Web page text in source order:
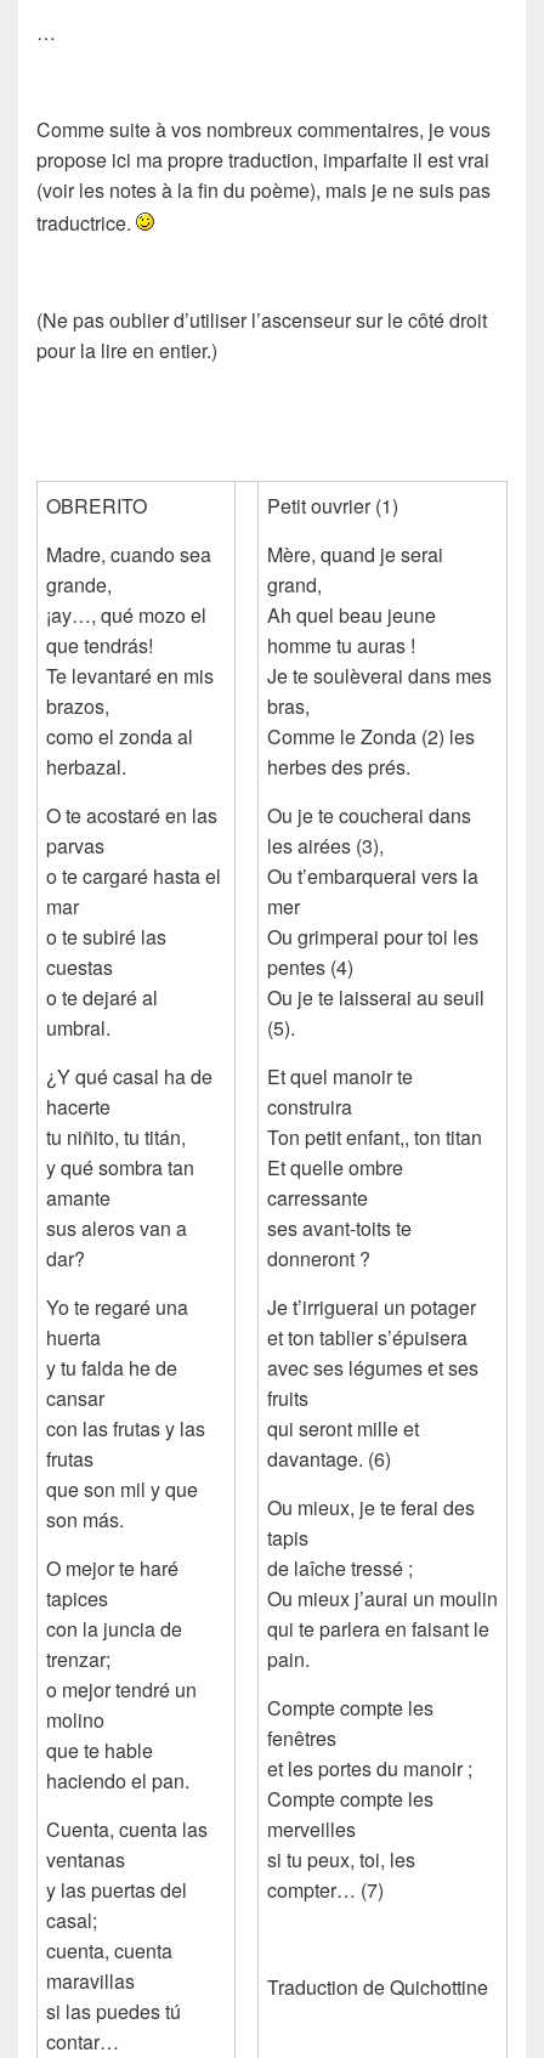
…
Comme suite à vos nombreux commentaires, je vous
propose ici ma propre traduction, imparfaite il est vrai
(voir les notes à la fin du poème), mais je ne suis pas
traductrice.
(Ne pas oublier d’utiliser l’ascenseur sur le côté droit
pour la lire en entier.)
OBRERITO
Madre, cuando sea
grande,
¡ay…, qué mozo el
que tendrás!
Te levantaré en mis
brazos,
como el zonda al
herbazal.
O te acostaré en las
parvas
o te cargaré hasta el
mar
o te subiré las
cuestas
o te dejaré al
umbral.
¿Y qué casal ha de
hacerte
tu niñito, tu titán,
y qué sombra tan
amante
sus aleros van a
dar?
Yo te regaré una
huerta
y tu falda he de
cansar
con las frutas y las
frutas
que son mil y que
son más.
O mejor te haré
tapices
con la juncia de
trenzar;
o mejor tendré un
molino
que te hable
haciendo el pan.
Cuenta, cuenta las
ventanas
y las puertas del
casal;
cuenta, cuenta
maravillas
si las puedes tú
contar…
Petit ouvrier (1)
Mère, quand je serai
grand,
Ah quel beau jeune
homme tu auras !
Je te soulèverai dans mes
bras,
Comme le Zonda (2) les
herbes des prés.
Ou je te coucherai dans
les airées (3),
Ou t’embarquerai vers la
mer
Ou grimperai pour toi les
pentes (4)
Ou je te laisserai au seuil
(5).
Et quel manoir te
construira
Ton petit enfant,, ton titan
Et quelle ombre
carressante
ses avant-toits te
donneront ?
Je t’irriguerai un potager
et ton tablier s’épuisera
avec ses légumes et ses
fruits
qui seront mille et
davantage. (6)
Ou mieux, je te ferai des
tapis
de laîche tressé ;
Ou mieux j’aurai un moulin
qui te parlera en faisant le
pain.
Compte compte les
fenêtres
et les portes du manoir ;
Compte compte les
merveilles
si tu peux, toi, les
compter… (7)
Traduction de Quichottine